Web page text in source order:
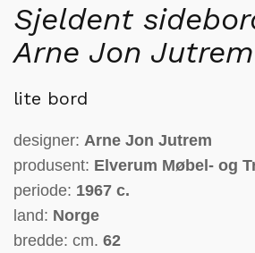
Sjeldent
Arne Jon Jutrem
lite bord
designer: Arne Jon Jutrem
produsent: Elverum Møbel- og
periode: 1967 c.
land: Norge
bredde: cm. 62